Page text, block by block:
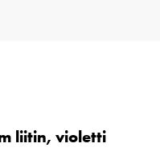
liitin, violetti